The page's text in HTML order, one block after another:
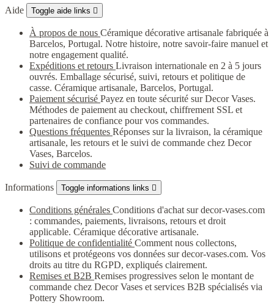
Aide Toggle aide links 
À propos de nous Céramique décorative artisanale fabriquée à
Barcelos, Portugal. Notre histoire, notre savoir-faire manuel et
notre engagement qualité.
Expéditions et retours Livraison internationale en 2 à 5 jours
ouvrés. Emballage sécurisé, suivi, retours et politique de
casse. Céramique artisanale, Barcelos, Portugal.
Paiement sécurisé Payez en toute sécurité sur Decor Vases.
Méthodes de paiement au checkout, chiffrement SSL et
partenaires de confiance pour vos commandes.
Questions fréquentes Réponses sur la livraison, la céramique
artisanale, les retours et le suivi de commande chez Decor
Vases, Barcelos.
Suivi de commande
Informations Toggle informations links 
Conditions générales Conditions d'achat sur decor-vases.com
: commandes, paiements, livraisons, retours et droit
applicable. Céramique décorative artisanale.
Politique de confidentialité Comment nous collectons,
utilisons et protégeons vos données sur decor-vases.com. Vos
droits au titre du RGPD, expliqués clairement.
Remises et B2B Remises progressives selon le montant de
commande chez Decor Vases et services B2B spécialisés via
Pottery Showroom.